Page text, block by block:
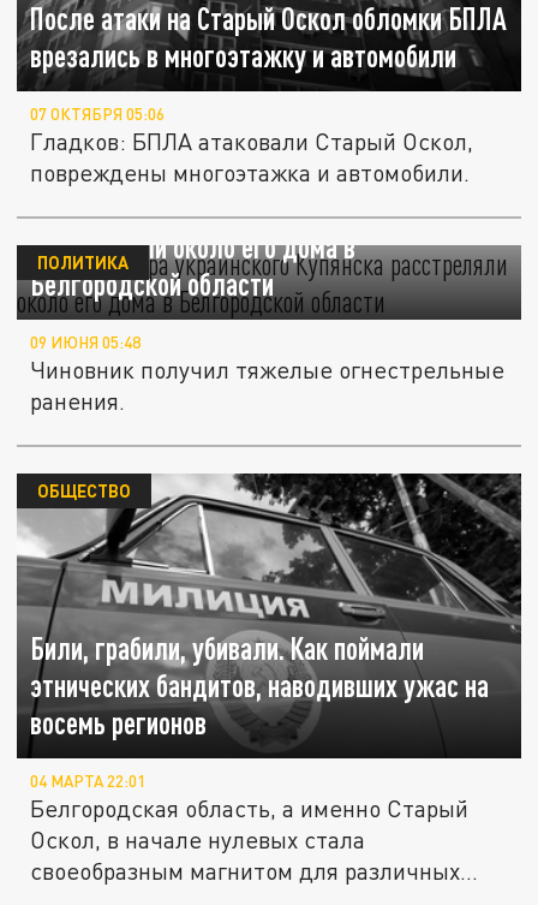
После атаки на Старый Оскол обломки БПЛА
врезались в многоэтажку и автомобили
07 ОКТЯБРЯ 05:06
Гладков: БПЛА атаковали Старый Оскол,
повреждены многоэтажка и автомобили.
Бывшего мэра украинского Купянска
расстреляли около его дома в
Белгородской области
ПОЛИТИКА
09 ИЮНЯ 05:48
Чиновник получил тяжелые огнестрельные
ранения.
Били, грабили, убивали. Как поймали
этнических бандитов, наводивших ужас на
восемь регионов
ОБЩЕСТВО
04 МАРТА 22:01
Белгородская область, а именно Старый
Оскол, в начале нулевых стала
своеобразным магнитом для различных...